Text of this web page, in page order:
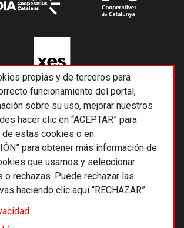
propias y de terceros para
funcionamiento del portal,
sobre su uso, mejorar nuestros
hacer clic en “ACEPTAR” para
estas cookies o en
para obtener más información de
que usamos y seleccionar
o rechazas. Puede rechazar las
haciendo clic aquí “RECHAZAR”.
Alternativas económicas SCCL
y condiciones de uso